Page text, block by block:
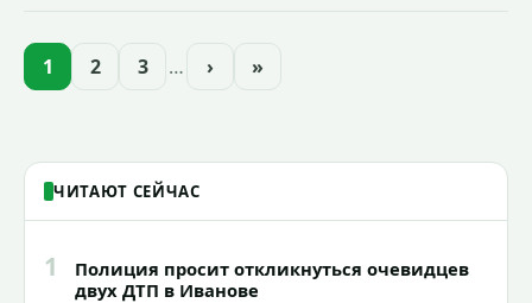
областей (самцу - 6 месяцев, самочке —
1 2 3 … › »
ЧИТАЮТ СЕЙЧАС
1
Полиция просит откликнуться очевидцев
двух ДТП в Иванове